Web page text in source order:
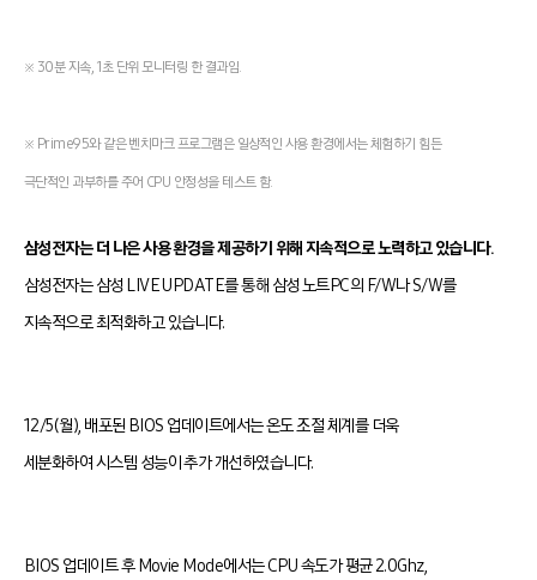
※ 30분 지속, 1초 단위 모니터링 한 결과임.
※ Prime95와 같은 벤치마크 프로그램은 일상적인 사용 환경에서는체험하기 힘든
극단적인 과부하를 주어 CPU 안정성을 테스트 함.
삼성전자는 더 나은 사용 환경을 제공하기 위해 지속적으로노력하고 있습니다.
삼성전자는 삼성 LIVE UPDATE를 통해 삼성 노트PC의 F/W나 S/W를
지속적으로 최적화하고 있습니다.
12/5(월), 배포된 BIOS 업데이트에서는 온도 조절 체계를 더욱
세분화하여 시스템 성능이 추가 개선하였습니다.
BIOS 업데이트 후 Movie Mode에서는 CPU 속도가 평균 2.0Ghz,